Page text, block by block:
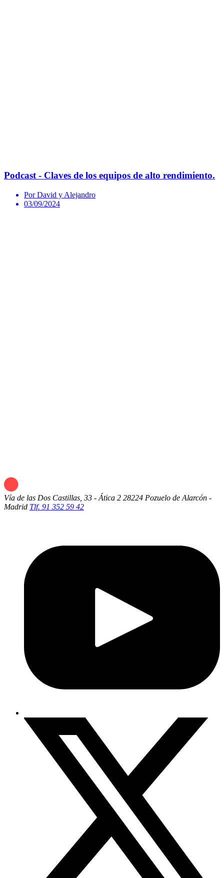
Podcast - Claves de los equipos de alto rendimiento.
Por David y Alejandro
03/09/2024
Vía de las Dos Castillas, 33 - Ática 2 28224 Pozuelo de Alarcón -
Madrid Tlf. 91 352 59 42